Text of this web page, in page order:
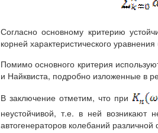
Согласно основному критерию
корней характеристического
Помимо основного критерия
и Найквиста, подробно изложенные в
В заключение отметим, что при
неустойчивой, т.е. в ней возникают
автогенераторов колебаний